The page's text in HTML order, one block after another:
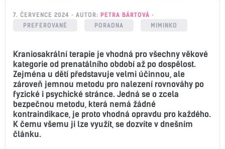
7. ČERVENCE 2024 AUTOR: PETRA BÁRTOVÁ
PREFEROVANÉ
PORADNA MIMINKO
Kraniosakrální terapie je vhodná pro všechny věkové
kategorie od prenatálního období až po dospělost.
Zejména u dětí představuje velmi účinnou, ale
zároveň jemnou metodu pro nalezení rovnováhy po
fyzické i psychické stránce. Jedná se o zcela
bezpečnou metodu, která nemá žádné
kontraindikace, je proto vhodná opravdu pro každého.
K čemu všemu ji lze využít, se dozvíte v dnešním
článku.